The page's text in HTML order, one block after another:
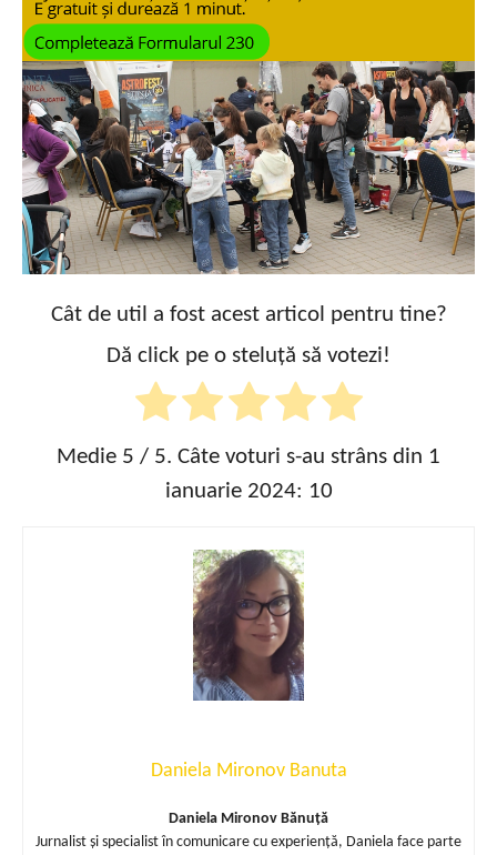
Cât de util a fost acest articol pentru tine?
Dă click pe o steluță să votezi!
Medie 5 / 5. Câte voturi s-au strâns din 1
ianuarie 2024: 10
Daniela Mironov Banuta
Daniela Mironov Bănuță
Jurnalist și specialist în comunicare cu experiență, Daniela face parte